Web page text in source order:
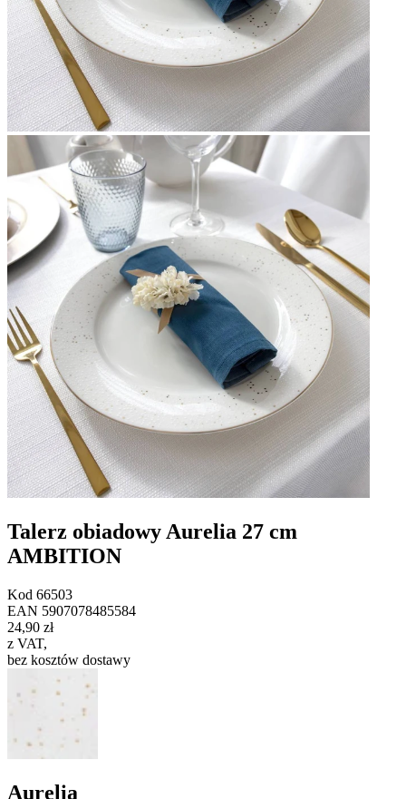
Talerz obiadowy Aurelia 27 cm
AMBITION
Kod 66503
EAN 5907078485584
24,90 zł
z VAT,
bez kosztów dostawy
Aurelia